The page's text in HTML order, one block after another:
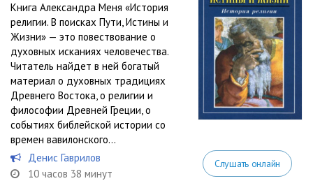
Книга Александра Меня «История
религии. В поисках Пути, Истины и
Жизни» — это повествование о
духовных исканиях человечества.
Читатель найдет в ней богатый
материал о духовных традициях
Древнего Востока, о религии и
философии Древней Греции, о
событиях библейской истории со
времен вавилонского...
Денис Гаврилов
10 часов 38 минут
Слушать онлайн